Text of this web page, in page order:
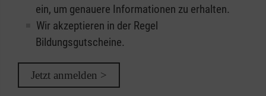
ein, um genauere Informationen zu erhalten.
Wir akzeptieren in der Regel
Bildungsgutscheine.
Jetzt anmelden >